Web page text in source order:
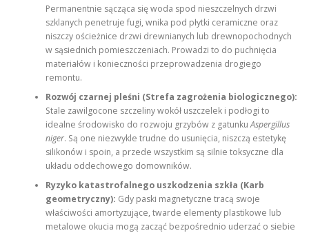
Permanentnie sącząca się woda spod nieszczelnych drzwi
szklanych penetruje fugi, wnika pod płytki ceramiczne oraz
niszczy ościeżnice drzwi drewnianych lub drewnopochodnych
w sąsiednich pomieszczeniach. Prowadzi to do puchnięcia
materiałów i konieczności przeprowadzenia drogiego
remontu.
Rozwój czarnej pleśni (Strefa zagrożenia biologicznego):
Stale zawilgocone szczeliny wokół uszczelek i podłogi to
idealne środowisko do rozwoju grzybów z gatunkuAspergillus
niger. Są one niezwykle trudne do usunięcia, niszczą estetykę
silikonów i spoin, a przede wszystkim są silnie toksyczne dla
układu oddechowego domowników.
Ryzyko katastrofalnego uszkodzenia szkła (Karb
geometryczny): Gdy paski magnetyczne tracą swoje
właściwości amortyzujące, twarde elementy plastikowe lub
metalowe okucia mogą zacząć bezpośrednio uderzać o siebie